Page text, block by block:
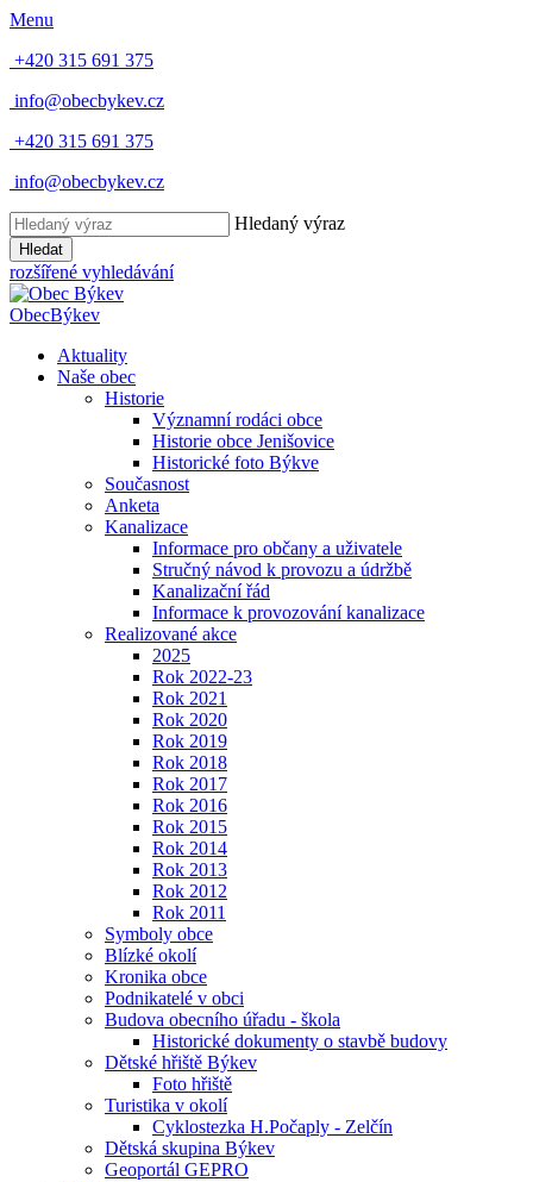
Menu
+420 315 691 375
info@obecbykev.cz
+420 315 691 375
info@obecbykev.cz
Hledaný výraz
Hledat
rozšířené vyhledávání
ObecBýkev
Aktuality
Naše obec
Historie
Významní rodáci obce
Historie obce Jenišovice
Historické foto Býkve
Současnost
Anketa
Kanalizace
Informace pro občany a uživatele
Stručný návod k provozu a údržbě
Kanalizační řád
Informace k provozování kanalizace
Realizované akce
2025
Rok 2022-23
Rok 2021
Rok 2020
Rok 2019
Rok 2018
Rok 2017
Rok 2016
Rok 2015
Rok 2014
Rok 2013
Rok 2012
Rok 2011
Symboly obce
Blízké okolí
Kronika obce
Podnikatelé v obci
Budova obecního úřadu - škola
Historické dokumenty o stavbě budovy
Dětské hřiště Býkev
Foto hřiště
Turistika v okolí
Cyklostezka H.Počaply - Zelčín
Dětská skupina Býkev
Geoportál GEPRO